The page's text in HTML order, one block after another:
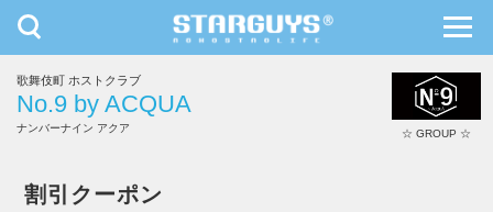
九州・沖縄 北海道・東北
toggle
navigation
歌舞伎町 ホストクラブ
No.9 by ACQUA
ナンバーナイン アクア ☆ GROUP ☆
割引クーポン